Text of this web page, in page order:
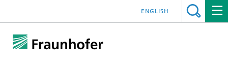
ENGLISH